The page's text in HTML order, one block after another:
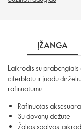
ĮŽANGA
Laikrodis su
ciferblatu ir juodu
rafinuotumu.
Rafinuotas
Su dovanų dėžute
Žalios spalvos